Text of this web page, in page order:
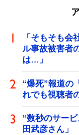
「そもそも
ル事故被害者
は…」
“爆死”報道の
れでも視聴者
“数秒のサー
田武彦さん」